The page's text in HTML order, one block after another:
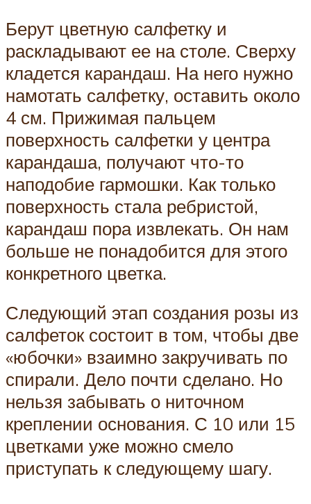
Берут цветную салфетку и
раскладывают ее на столе. Сверху
кладется карандаш. На него нужно
намотать салфетку, оставить около
4 см. Прижимая пальцем
поверхность салфетки у центра
карандаша, получают что-то
наподобие гармошки. Как только
поверхность стала ребристой,
карандаш пора извлекать. Он нам
больше не понадобится для этого
конкретного цветка.
Следующий этап создания розы из
салфеток состоит в том, чтобы две
«юбочки» взаимно закручивать по
спирали. Дело почти сделано. Но
нельзя забывать о ниточном
креплении основания. С 10 или 15
цветками уже можно смело
приступать к следующему шагу.